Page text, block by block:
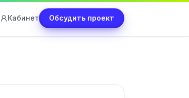
Кабинет Обсудить проект